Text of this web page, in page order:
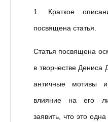
1. Краткое
посвящена статья.
Статья посвящена
в творчестве Дениса
античные мотивы
влияние на его
заявить, что это